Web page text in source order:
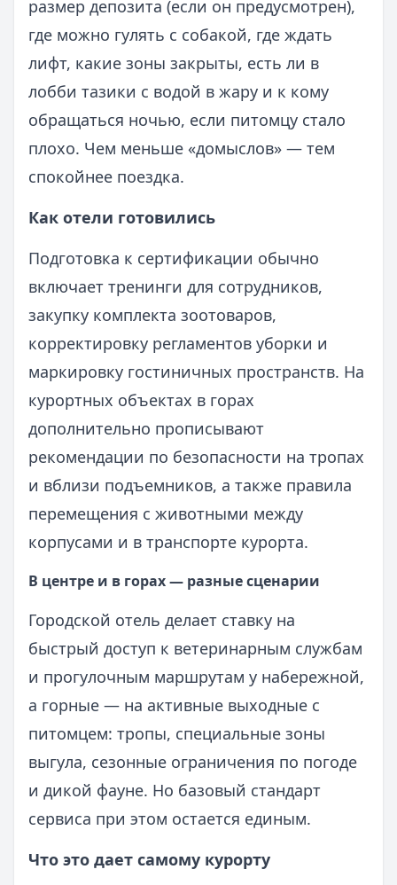
размер депозита (если он предусмотрен),
где можно гулять с собакой, где ждать
лифт, какие зоны закрыты, есть ли в
лобби тазики с водой в жару и к кому
обращаться ночью, если питомцу стало
плохо. Чем меньше «домыслов» — тем
спокойнее поездка.
Как отели готовились
Подготовка к сертификации обычно
включает тренинги для сотрудников,
закупку комплекта зоотоваров,
корректировку регламентов уборки и
маркировку гостиничных пространств. На
курортных объектах в горах
дополнительно прописывают
рекомендации по безопасности на тропах
и вблизи подъемников, а также правила
перемещения с животными между
корпусами и в транспорте курорта.
В центре и в горах — разные сценарии
Городской отель делает ставку на
быстрый доступ к ветеринарным службам
и прогулочным маршрутам у набережной,
а горные — на активные выходные с
питомцем: тропы, специальные зоны
выгула, сезонные ограничения по погоде
и дикой фауне. Но базовый стандарт
сервиса при этом остается единым.
Что это дает самому курорту